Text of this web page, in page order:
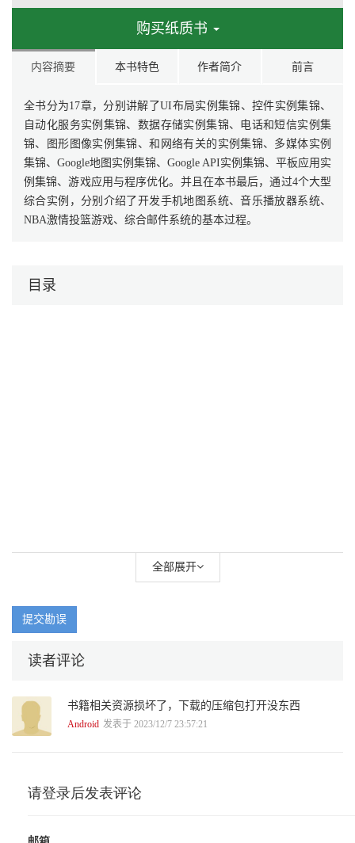
购买纸质书
内容摘要 本书特色 作者简介 前言
全书分为17章，分别讲解了UI布局实例集锦、控件实例集锦、
自动化服务实例集锦、数据存储实例集锦、电话和短信实例集
锦、图形图像实例集锦、和网络有关的实例集锦、多媒体实例
集锦、Google地图实例集锦、Google API实例集锦、平板应用实
例集锦、游戏应用与程序优化。并且在本书最后，通过4个大型
综合实例，分别介绍了开发手机地图系统、音乐播放器系统、
NBA激情投篮游戏、综合邮件系统的基本过程。
目录
全部展开
提交勘误
读者评论
书籍相关资源损坏了，下载的压缩包打开没东西
Android 发表于 2023/12/7 23:57:21